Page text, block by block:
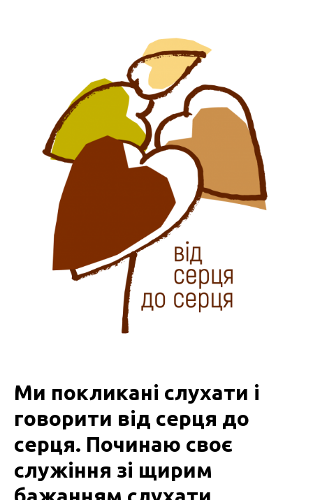
Ми покликані слухати і
говорити від серця до
серця. Починаю своє
служіння зі щирим